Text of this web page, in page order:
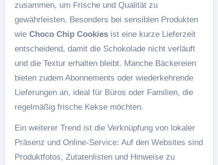
zusammen, um Frische und Qualität zu
gewährleisten. Besonders bei sensiblen Produkten
wie Choco Chip Cookiesist eine kurze Lieferzeit
entscheidend, damit die Schokolade nicht verläuft
und die Textur erhalten bleibt. Manche Bäckereien
bieten zudem Abonnements oder wiederkehrende
Lieferungen an, ideal für Büros oder Familien, die
regelmäßig frische Kekse möchten.
Ein weiterer Trend ist die Verknüpfung von lokaler
Präsenz und Online-Service: Auf den Websites sind
Produktfotos, Zutatenlisten und Hinweise zu